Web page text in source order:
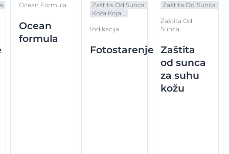
Ocean Formula
Ocean
formula
Zaštita Od Sunca
Koža Koja ...
Indikacija
Fotostarenje
Zaštita Od Sunca
Zaštita Od
Sunca
Zaštita
od sunca
za suhu
kožu